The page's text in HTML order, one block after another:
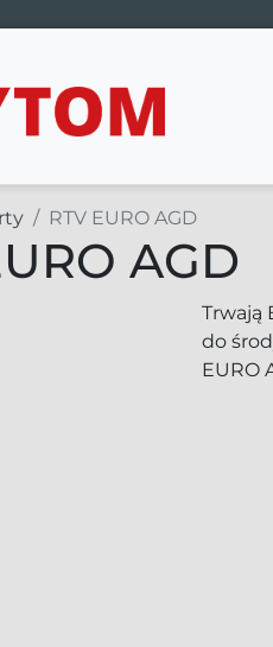
RTV EURO AGD
AGD
Trwają
do
EURO